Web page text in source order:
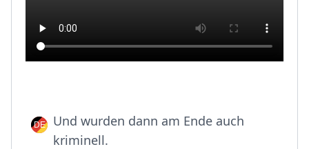
Und wurden dann am Ende auch
kriminell.